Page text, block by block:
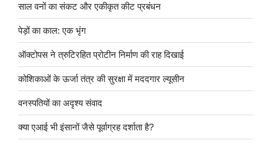
साल वनों का संकट और एकीकृत कीट प्रबंधन
पेड़ों का काल: एक भृंग
ऑक्टोपस ने त्रुटिरहित प्रोटीन निर्माण की राह दिखाई
कोशिकाओं के ऊर्जा तंत्र की सुरक्षा में मददगार ल्यूसीन
वनस्पतियों का अदृश्य संवाद
क्या एआई भी इंसानों जैसे पूर्वाग्रह दर्शाता है?